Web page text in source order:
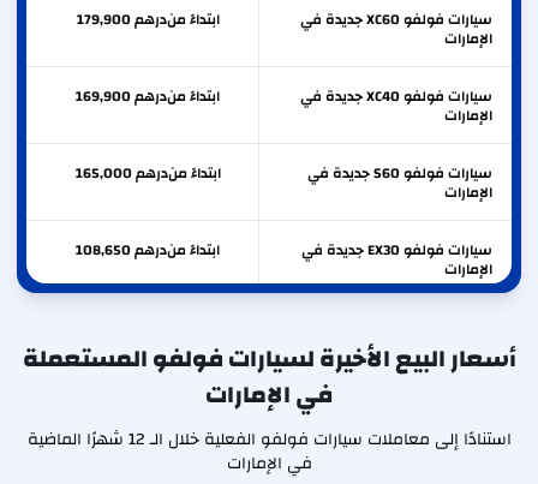
سيارات فولفو XC60 جديدة في
الإمارات
ابتداءً من 179,900درهم
سيارات فولفو XC40 جديدة في
الإمارات
ابتداءً من 169,900درهم
سيارات فولفو S60 جديدة في
الإمارات
ابتداءً من 165,000درهم
سيارات فولفو EX30 جديدة في
الإمارات
ابتداءً من 108,650درهم
أسعار البيع الأخيرة لسيارات فولفو المستعملة
في الإمارات
استنادًا إلى معاملات سيارات فولفو الفعلية خلال الـ 12 شهرًا الماضية
في الإمارات